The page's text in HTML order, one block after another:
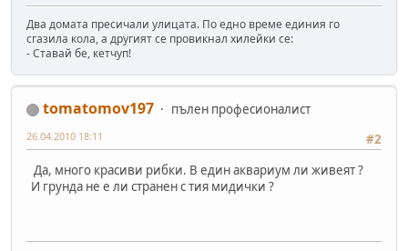
Два домата пресичали улицата. По едно време единия го
сгазила кола, а другият се провикнал хилейки се:
- Ставай бе, кетчуп!
tomatomov197
пълен професионалист
#2
26.04.2010 18:11
Да, много красиви рибки. В един аквариум ли живеят ?
И грунда не е ли странен с тия мидички ?